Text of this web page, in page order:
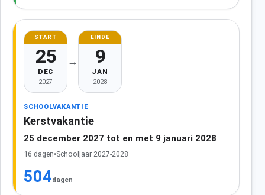
START
25
DEC
2027
→
EINDE
9
JAN
2028
SCHOOLVAKANTIE
Kerstvakantie
25 december 2027 tot en met 9 januari 2028
16 dagen•Schooljaar 2027-2028
504dagen